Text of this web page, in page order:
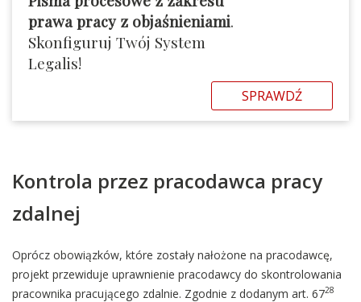
prawa pracy z objaśnieniami.
Skonfiguruj Twój System
Legalis!
SPRAWDŹ
Kontrola przez pracodawca pracy
zdalnej
Oprócz obowiązków, które zostały nałożone na pracodawcę,
projekt przewiduje uprawnienie pracodawcy do skontrolowania
pracownika pracującego zdalnie. Zgodnie z dodanym art. 6728